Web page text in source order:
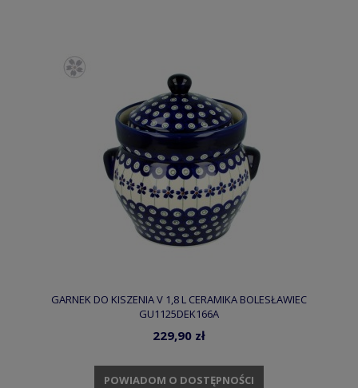
GARNEK DO KISZENIA V 1,8 L CERAMIKA BOLESŁAWIEC
GU1125DEK166A
229,90 zł
POWIADOM O DOSTĘPNOŚCI